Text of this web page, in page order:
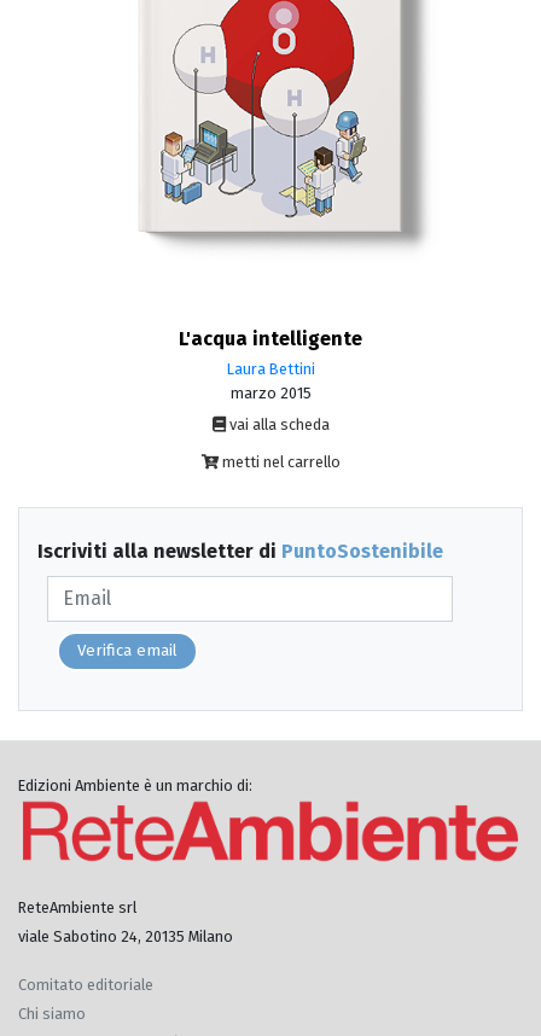
L'acqua intelligente
Laura Bettini
marzo 2015
vai alla scheda
metti nel carrello
Iscriviti alla newsletter di PuntoSostenibile
Verifica email
Edizioni Ambiente è un marchio di:
ReteAmbiente srl
viale Sabotino 24, 20135 Milano
Comitato editoriale
Chi siamo